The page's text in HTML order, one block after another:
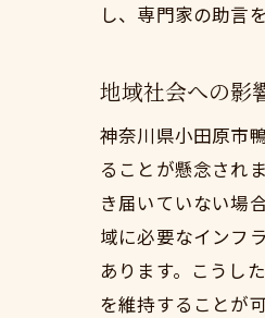
し、専門家の助言
地域社会への影
神奈川県小田原市
ることが懸念され
き届いていない場
域に必要なインフ
あります。こうし
を維持することが